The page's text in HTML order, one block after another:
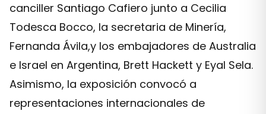
canciller Santiago Cafiero junto a Cecilia
Todesca Bocco, la secretaria de Minería,
Fernanda Ávila,y los embajadores de Australia
e Israel en Argentina, Brett Hackett y Eyal Sela.
Asimismo, la exposición convocó a
representaciones internacionales de